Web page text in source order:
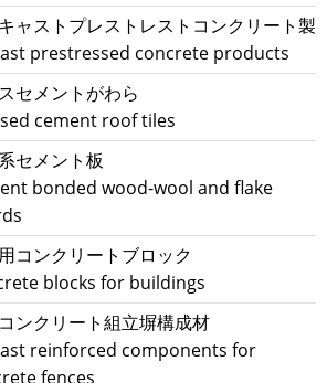
ャストプレストレストコンクリート製
prestressed concrete products
セメントがわら
cement roof tiles
セメント板
bonded wood-wool and flake
コンクリートブロック
blocks for buildings
ンクリート組立塀構成材
reinforced components for
fences